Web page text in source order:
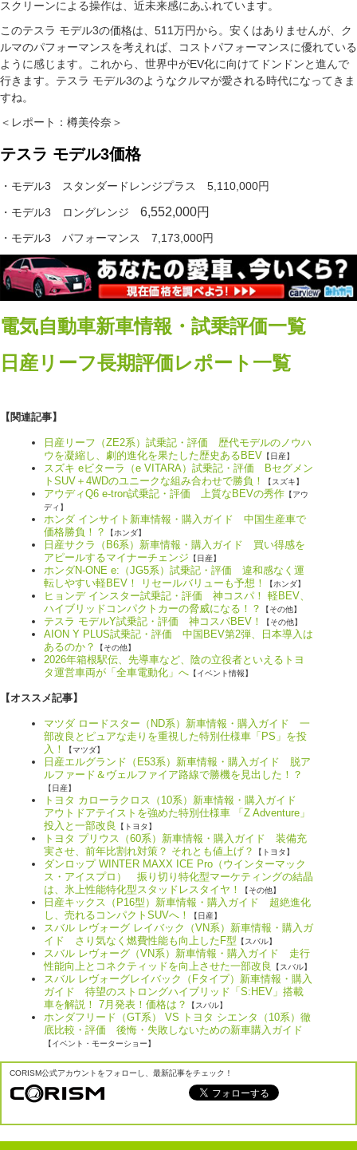
スクリーンによる操作は、近未来感にあふれています。
このテスラ モデル3の価格は、511万円から。安くはありませんが、ク
ルマのパフォーマンスを考えれば、コストパフォーマンスに優れている
ように感じます。これから、世界中がEV化に向けてドンドンと進んで
行きます。テスラ モデル3のようなクルマが愛される時代になってきま
すね。
＜レポート：樽美伶奈＞
テスラ モデル3価格
・モデル3 スタンダードレンジプラス 5,110,000円
・モデル3 ロングレンジ 6,552,000円
・モデル3 パフォーマンス 7,173,000円
電気自動車新車情報・試乗評価一覧
日産リーフ長期評価レポート一覧
【関連記事】
日産リーフ（ZE2系）試乗記・評価 歴代モデルのノウハ
ウを凝縮し、劇的進化を果たした歴史あるBEV 【日産】
スズキ eビターラ（e VITARA）試乗記・評価 Bセグメン
トSUV＋4WDのユニークな組み合わせで勝負！
【スズキ】
アウディQ6 e-tron試乗記・評価 上質なBEVの秀作 【アウ
ディ】
ホンダ インサイト新車情報・購入ガイド 中国生産車で
価格勝負！？
【ホンダ】
日産サクラ（B6系）新車情報・購入ガイド 買い得感を
アピールするマイナーチェンジ 【日産】
ホンダN-ONE e:（JG5系）試乗記・評価 違和感なく運
転しやすい軽BEV！ リセールバリューも予想！
【ホンダ】
ヒョンデ インスター試乗記・評価 神コスパ！ 軽BEV、
ハイブリッドコンパクトカーの脅威になる！？
【その他】
テスラ モデルY試乗記・評価 神コスパBEV！ 【その他】
AION Y PLUS試乗記・評価 中国BEV第2弾、日本導入は
あるのか？
【その他】
2026年箱根駅伝、先導車など、陰の立役者といえるトヨ
タ運営車両が「全車電動化」へ 【イベント情報】
【オススメ記事】
マツダ ロードスター（ND系）新車情報・購入ガイド 一
部改良とピュアな走りを重視した特別仕様車「PS」を投
入！
【マツダ】
日産エルグランド（E53系）新車情報・購入ガイド 脱ア
ルファード＆ヴェルファイア路線で勝機を見出した！？
【日産】
トヨタ カローラクロス（10系）新車情報・購入ガイド
アウトドアテイストを強めた特別仕様車 「Z Adventure」
投入と一部改良
【トヨタ】
トヨタ プリウス（60系）新車情報・購入ガイド 装備充
実させ、前年比割れ対策？ それとも値上げ？
【トヨタ】
ダンロップ WINTER MAXX ICE Pro（ウインターマック
ス・アイスプロ） 振り切り特化型マーケティングの結晶
は、氷上性能特化型スタッドレスタイヤ！
【その他】
日産キックス（P16型）新車情報・購入ガイド 超絶進化
し、売れるコンパクトSUVへ！
【日産】
スバル レヴォーグ レイバック（VN系）新車情報・購入ガ
イド さり気なく燃費性能も向上したF型 【スバル】
スバル レヴォーグ（VN系）新車情報・購入ガイド 走行
性能向上とコネクティッドを向上させた一部改良
【スバル】
スバル レヴォーグレイバック（Fタイプ）新車情報・購入
ガイド 待望のストロングハイブリッド「S:HEV」搭載
車を解説！ 7月発表！価格は？
【スバル】
ホンダフリード（GT系） VS トヨタ シエンタ（10系）徹
底比較・評価 後悔・失敗しないための新車購入ガイド
【イベント・モーターショー】
CORISM公式アカウントをフォローし、最新記事をチェック！